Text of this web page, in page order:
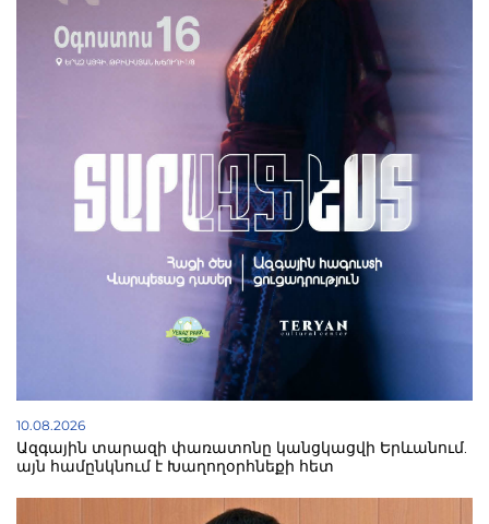
10.08.2026
Ազգային տարազի փառատոնը կանցկացվի Երևանում.
այն համընկնում է Խաղողօրհնեքի հետ